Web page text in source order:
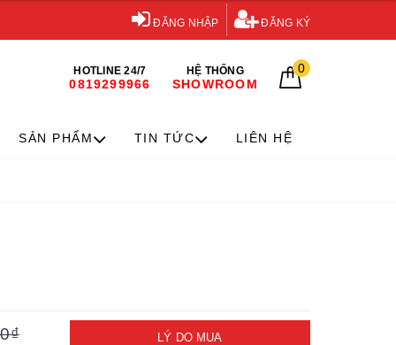
ĐĂNG NHẬP ĐĂNG KÝ
HOTLINE 24/7
0819299966
HỆ THỐNG
SHOWROOM
0
SẢN PHẨM TIN TỨC LIÊN HỆ
LÝ DO MUA